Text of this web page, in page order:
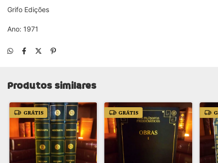
Grifo Edições
Ano: 1971
Produtos similares
GRÁTIS GRÁTIS